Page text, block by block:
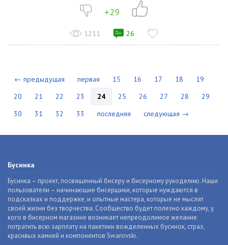
+29
1211 26
← предыдущая первая 15 16 17 18
19
20
21 22 23 24 25 26 27 28
29
30
31 32 33 последняя следующая →
Бусинка
Бусинка – проект, посвященный бисеру и бисерному рукоделию. Наши
пользователи – начинающие бисерщики, которые нуждаются в
подсказках и поддержке, и опытные мастера, которые не мыслят
своей жизни без творчества. Сообщество будет полезно каждому, у
кого в бисерном магазине возникает непреодолимое желание
потратить всю зарплату на пакетики вожделенных бусинок, страз,
красивых камней и компонентов Swarovski.